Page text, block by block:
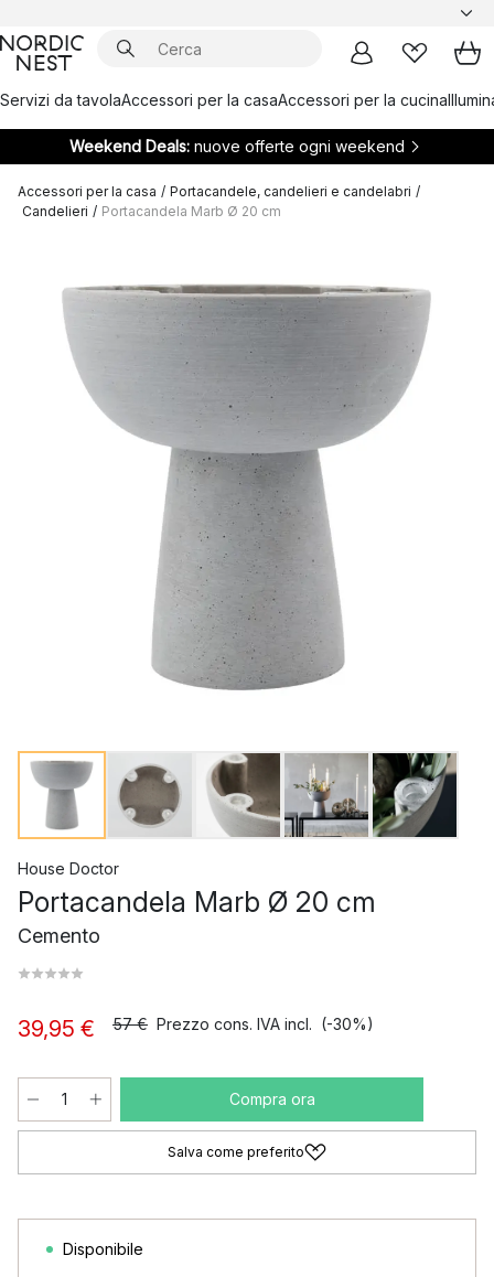
Servizi da tavolaAccessori per la casaAccessori per la cucina
Weekend Deals: nuove offerte ogni weekend
Accessori per la casa / Portacandele, candelieri e candelabri /
Candelieri / Portacandela Marb Ø 20 cm
House Doctor
Portacandela Marb Ø 20 cm
Cemento
39,95 € 57 € Prezzo cons. IVA incl. (-30%)
Compra ora
Salva come preferito
Disponibile